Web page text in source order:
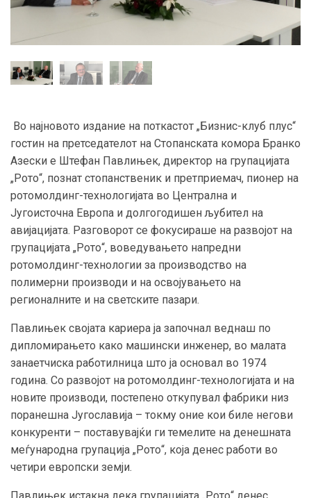
Во најновото издание на поткастот „Бизнис-клуб плус“
гостин на претседателот на Стопанската комора Бранко
Азески е Штефан Павлињек, директор на групацијата
„Рото“, познат стопанственик и претприемач, пионер на
ротомолдинг-технологијата во Централна и
Југоисточна Европа и долгогодишен љубител на
авијацијата. Разговорот се фокусираше на развојот на
групацијата „Рото“, воведувањето напредни
ротомолдинг-технологии за производство на
полимерни производи и на освојувањето на
регионалните и на светските пазари.
Павлињек својата кариера ја започнал веднаш по
дипломирањето како машински инженер, во малата
занаетчиска работилница што ја основал во 1974
година. Со развојот на ротомолдинг-технологијата и на
новите производи, постепено откупувал фабрики низ
поранешна Југославија – токму оние кои биле негови
конкуренти – поставувајќи ги темелите на денешната
меѓународна групација „Рото“, која денес работи во
четири европски земји.